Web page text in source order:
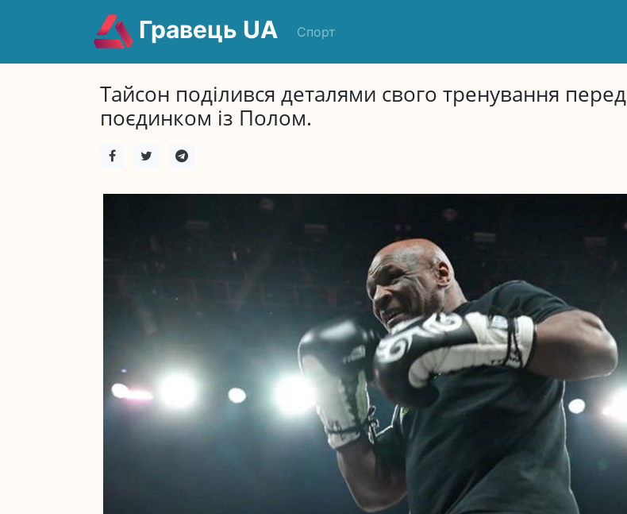
Гравець UA Спорт
Тайсон поділився деталями свого тренування перед
поєдинком із Полом.